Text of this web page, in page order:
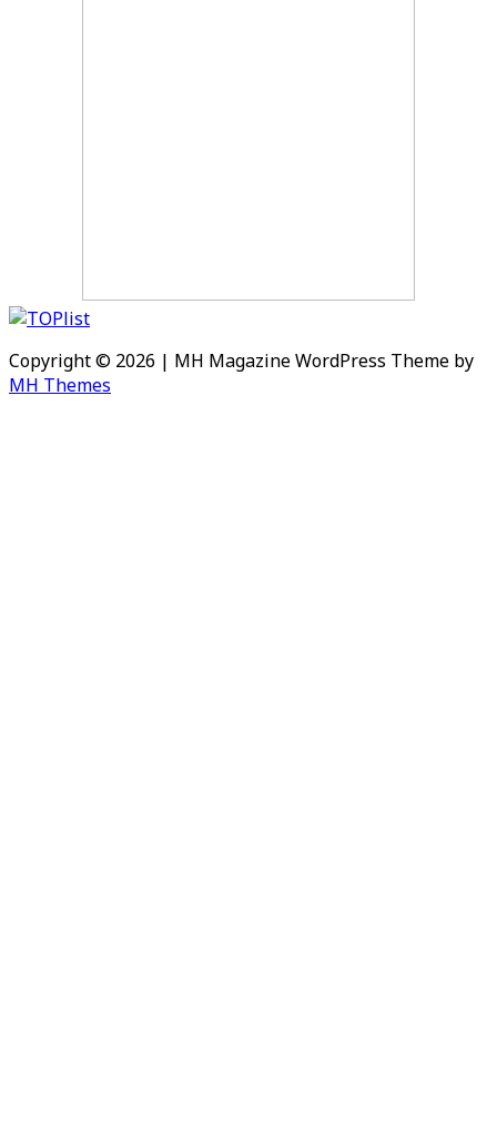
Copyright © 2026 | MH Magazine WordPress Theme by
MH Themes